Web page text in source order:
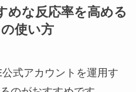
めな反応率を高める
使い方
式アカウントを運用す